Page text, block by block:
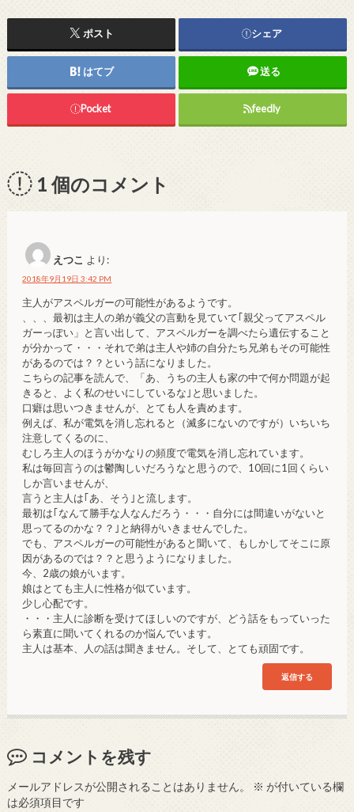
ポスト シェア
はてブ 送る
Pocket feedly
1個のコメント
えつこ より:
2018年9月19日 3:42 PM
主人がアスペルガーの可能性があるようです。
、、、最初は主人の弟が義父の言動を見ていて｢親父ってアスペル
ガーっぽい」と言い出して、アスペルガーを調べたら遺伝すること
が分かって・・・それで弟は主人や姉の自分たち兄弟もその可能性
があるのでは？？という話になりました。
こちらの記事を読んで、「あ、うちの主人も家の中で何か問題が起
きると、よく私のせいにしているな｣と思いました。
口癖は思いつきませんが、とても人を責めます。
例えば、私が電気を消し忘れると（滅多にないのですが）いちいち
注意してくるのに、
むしろ主人のほうがかなりの頻度で電気を消し忘れています。
私は毎回言うのは鬱陶しいだろうなと思うので、10回に1回くらい
しか言いませんが、
言うと主人は｢あ、そう｣と流します。
最初は｢なんて勝手な人なんだろう・・・自分には間違いがないと
思ってるのかな？？｣と納得がいきませんでした。
でも、アスペルガーの可能性があると聞いて、もしかしてそこに原
因があるのでは？？と思うようになりました。
今、2歳の娘がいます。
娘はとても主人に性格が似ています。
少し心配です。
・・・主人に診断を受けてほしいのですが、どう話をもっていった
ら素直に聞いてくれるのか悩んでいます。
主人は基本、人の話は聞きません。そして、とても頑固です。
返信する
コメントを残す
メールアドレスが公開されることはありません。 ※ が付いている欄
は必須項目です